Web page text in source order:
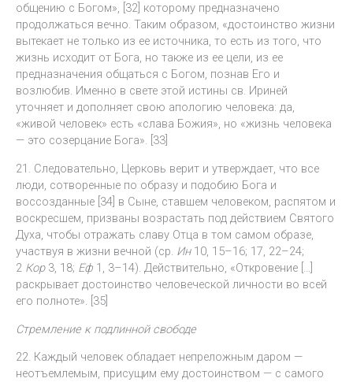
общению с Богом», [32] которому предназначено
продолжаться вечно. Таким образом, «достоинство жизни
вытекает не только из ее источника, то есть из того, что
жизнь исходит от Бога, но также из ее цели, из ее
предназначения общаться с Богом, познав Его и
возлюбив. Именно в свете этой истины св. Ириней
уточняет и дополняет свою апологию человека: да,
«живой человек» есть «слава Божия», но «жизнь человека
— это созерцание Бога». [33]
21. Следовательно, Церковь верит и утверждает, что все
люди, сотворенные по образу и подобию Бога и
воссозданные [34] в Сыне, ставшем человеком, распятом и
воскресшем, призваны возрастать под действием Святого
Духа, чтобы отражать славу Отца в том самом образе,
участвуя в жизни вечной (ср. Ин10, 15–16; 17, 22–24;
2 Кор3, 18; Еф 1, 3–14). Действительно, «Откровение […]
раскрывает достоинство человеческой личности во всей
его полноте». [35]
Стремление к подлинной свободе
22. Каждый человек обладает непреложным даром —
неотъемлемым, присущим ему достоинством — с самого